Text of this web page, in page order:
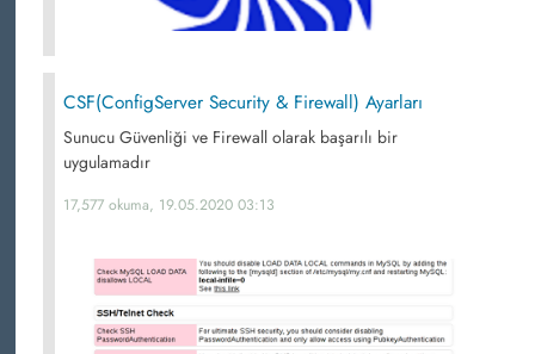
CSF(ConfigServer Security & Firewall) Ayarları
Sunucu Güvenliği ve Firewall olarak başarılı bir
uygulamadır
17,577 okuma, 19.05.2020 03:13